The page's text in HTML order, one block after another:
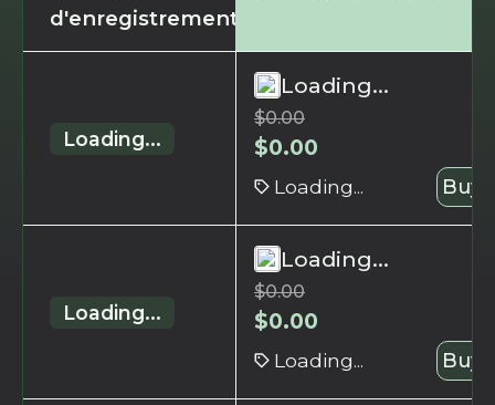
d'enregistrement
Loading...
Loading...
$0.00
$0.00
Loading... Buy
Loading...
Loading...
$0.00
$0.00
Loading... Buy